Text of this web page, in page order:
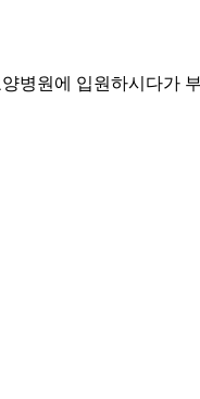
병원에 입원하시다가